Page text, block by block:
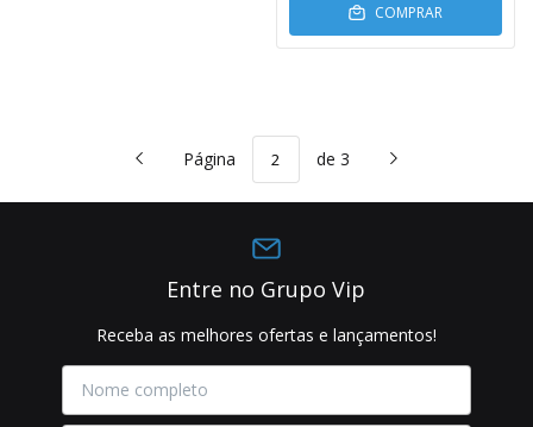
COMPRAR
Página de 3
Entre no Grupo Vip
Receba as melhores ofertas e lançamentos!